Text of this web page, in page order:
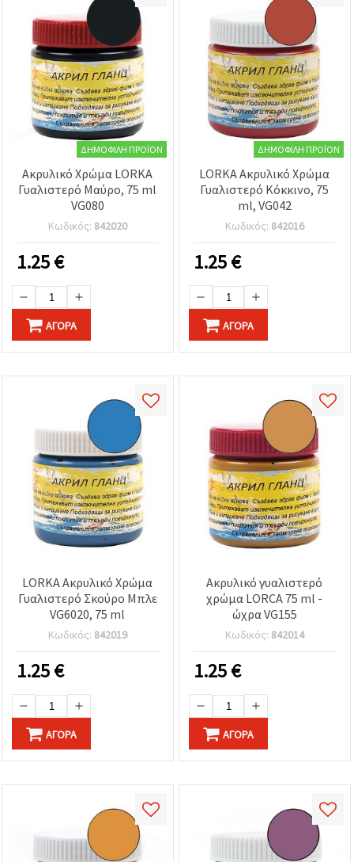
ΔΗΜΟΦΙΛΉ ΠΡΟΪΌΝ
Ακρυλικό Χρώμα LORKA
Γυαλιστερό Μαύρο, 75 ml
VG080
Κωδικός: 842020
1.25€
ΑΓΟΡΆ
ΔΗΜΟΦΙΛΉ ΠΡΟΪΌΝ
LORKA Ακρυλικό Χρώμα
Γυαλιστερό Κόκκινο, 75
ml, VG042
Κωδικός: 842016
1.25€
ΑΓΟΡΆ
LORKA Ακρυλικό Χρώμα
Γυαλιστερό Σκούρο Μπλε
VG6020, 75 ml
Κωδικός: 842019
1.25€
ΑΓΟΡΆ
Ακρυλικό γυαλιστερό
χρώμα LORCA 75 ml -
ώχρα VG155
Κωδικός: 842014
1.25€
ΑΓΟΡΆ